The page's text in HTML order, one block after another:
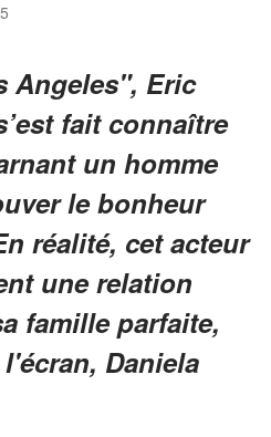
Angeles", Eric
fait connaître
un homme
le bonheur
réalité, cet acteur
une relation
famille parfaite,
Daniela